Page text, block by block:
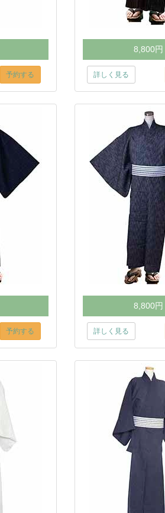
予約する
8,800円
詳しく見る
予約する
8,800円
詳しく見る